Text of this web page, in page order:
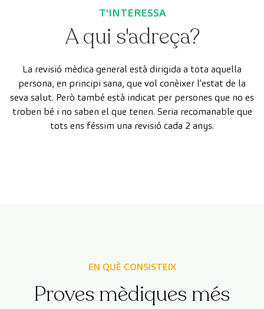
T'INTERESSA
A qui s'adreça?
La revisió mèdica general està dirigida a tota aquella
persona, en principi sana, que vol conèixer l’estat de la
seva salut. Però també està indicat per persones que no es
troben bé i no saben el que tenen. Seria recomanable que
tots ens féssim una revisió cada 2 anys.
EN QUÈ CONSISTEIX
Proves mèdiques més